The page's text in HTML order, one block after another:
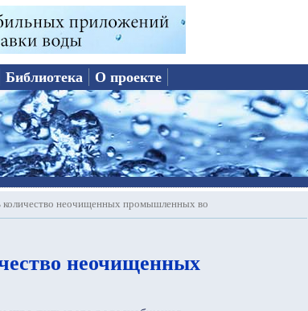
Библиотека О проекте
количество неочищенных промышленных во
неочищенных